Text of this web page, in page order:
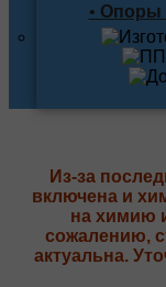
• Опоры
Из-за
включена и
на химию
сожалению,
актуальна.